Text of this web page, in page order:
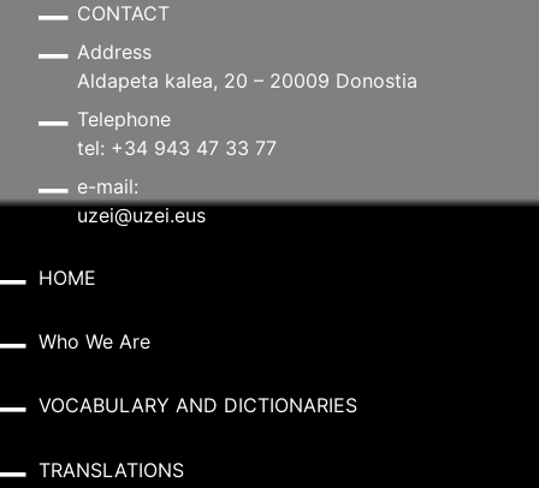
CONTACT
Address
Aldapeta kalea, 20 – 20009 Donostia
Telephone
tel: +34 943 47 33 77
e-mail:
uzei@uzei.eus
HOME
Who We Are
VOCABULARY AND DICTIONARIES
TRANSLATIONS